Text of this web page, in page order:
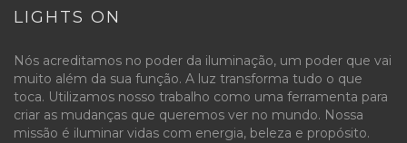
LIGHTS ON
Nós acreditamos no poder da iluminação, um poder que vai
muito além da sua função. A luz transforma tudo o que
toca. Utilizamos nosso trabalho como uma ferramenta para
criar as mudanças que queremos ver no mundo. Nossa
missão é iluminar vidas com energia, beleza e propósito.